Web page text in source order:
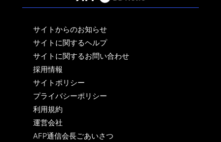
サイトからのお知らせ
サイトに関するヘルプ
サイトに関するお問い合わせ
採用情報
サイトポリシー
プライバシーポリシー
利用規約
運営会社
AFP通信会長ごあいさつ